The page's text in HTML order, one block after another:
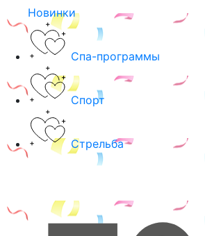
Новинки
Спа-программы
Спорт
Стрельба